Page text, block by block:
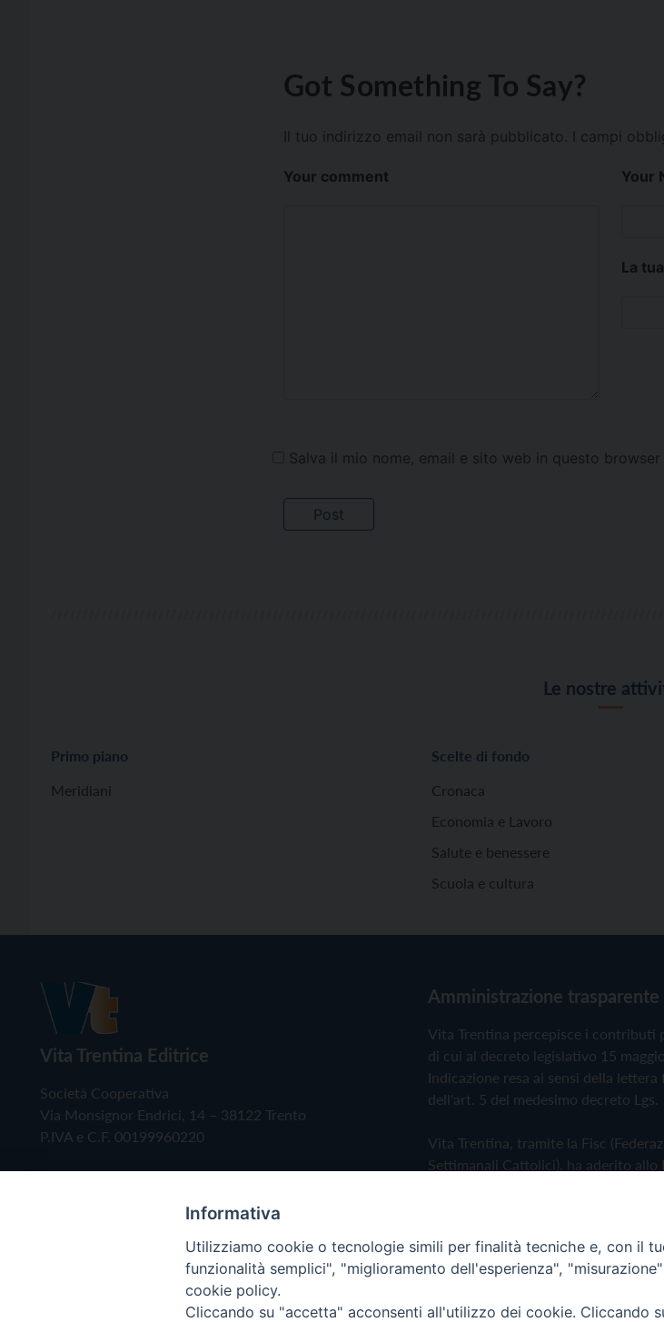
Got Something To Say?
Il tuo indirizzo email non sarà pubblicato. I campi
Your comment Your
La
Salva il mio nome, email e sito web in questo
Le nostre
Primo piano
Meridiani
Scelte di fondo
Cronaca
Economia e Lavoro
Salute e benessere
Scuola e cultura
Vita Trentina Editrice
Società Cooperativa
Via Monsignor Endrici, 14 – 38122 Trento
P.IVA e C.F. 00199960220
Amministrazione trasparente
Vita Trentina percepisce i contributi
di cui al decreto legislativo 15
Indicazione resa ai sensi della lettera
dell'art. 5 del medesimo decreto Lgs.
Vita Trentina, tramite la Fisc
Settimanali Cattolici), ha aderito allo
Privacy Policy Cookie Policy
Informativa
Utilizziamo cookie o tecnologie simili per finalità tecniche e, con il
funzionalità semplici", "miglioramento dell'esperienza",
cookie policy.
Cliccando su "accetta" acconsenti all'utilizzo dei cookie. Cliccando